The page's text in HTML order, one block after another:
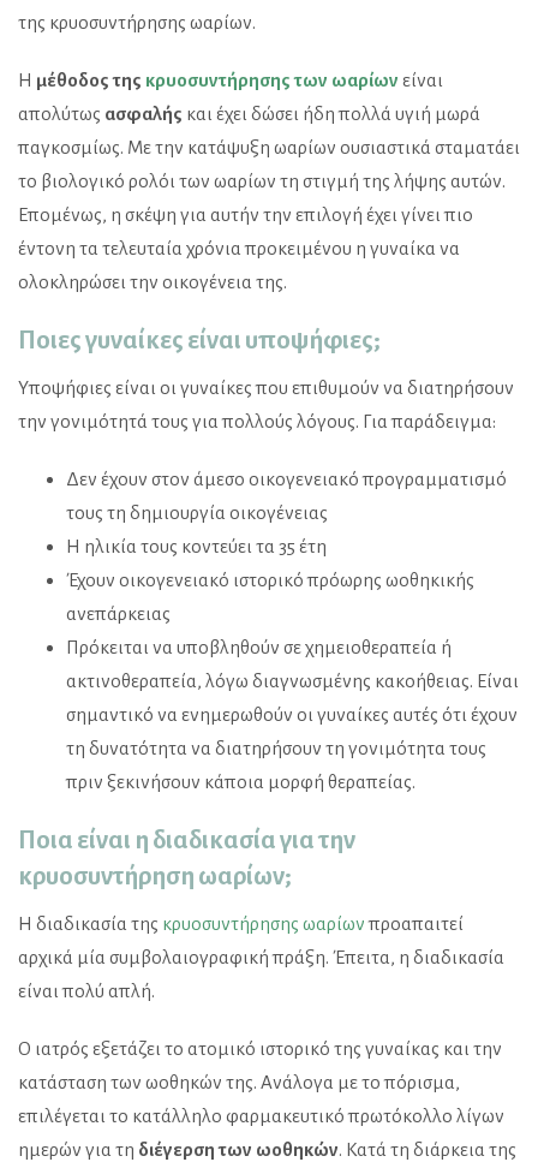
της κρυοσυντήρησης ωαρίων.
Η μέθοδος της κρυοσυντήρησης των ωαρίων είναι
απολύτως ασφαλής και έχει δώσει ήδη πολλά υγιή μωρά
παγκοσμίως. Με την κατάψυξη ωαρίων ουσιαστικά σταματάει
το βιολογικό ρολόι των ωαρίων τη στιγμή της λήψης αυτών.
Επομένως, η σκέψη για αυτήν την επιλογή έχει γίνει πιο
έντονη τα τελευταία χρόνια προκειμένου η γυναίκα να
ολοκληρώσει την οικογένεια της.
Ποιες γυναίκες είναι υποψήφιες;
Υποψήφιες είναι οι γυναίκες που επιθυμούν να διατηρήσουν
την γονιμότητά τους για πολλούς λόγους. Για παράδειγμα:
Δεν έχουν στον άμεσο οικογενειακό προγραμματισμό
τους τη δημιουργία οικογένειας
Η ηλικία τους κοντεύει τα 35 έτη
Έχουν οικογενειακό ιστορικό πρόωρης ωοθηκικής
ανεπάρκειας
Πρόκειται να υποβληθούν σε χημειοθεραπεία ή
ακτινοθεραπεία, λόγω διαγνωσμένης κακοήθειας. Είναι
σημαντικό να ενημερωθούν οι γυναίκες αυτές ότι έχουν
τη δυνατότητα να διατηρήσουν τη γονιμότητα τους
πριν ξεκινήσουν κάποια μορφή θεραπείας.
Ποια είναι η διαδικασία για την
κρυοσυντήρηση ωαρίων;
Η διαδικασία της κρυοσυντήρησης ωαρίωνπροαπαιτεί
αρχικά μία συμβολαιογραφική πράξη. Έπειτα, η διαδικασία
είναι πολύ απλή.
Ο ιατρός εξετάζει το ατομικό ιστορικό της γυναίκας και την
κατάσταση των ωοθηκών της. Ανάλογα με το πόρισμα,
επιλέγεται το κατάλληλο φαρμακευτικό πρωτόκολλο λίγων
ημερών για τη διέγερση των ωοθηκών. Κατά τη διάρκεια της